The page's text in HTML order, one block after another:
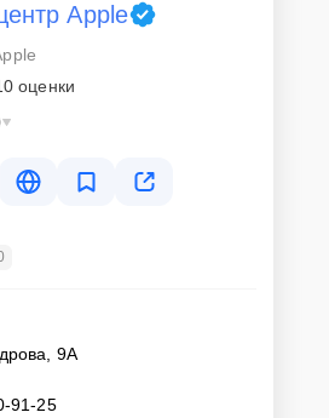
Apple
оценки
9А
91-25